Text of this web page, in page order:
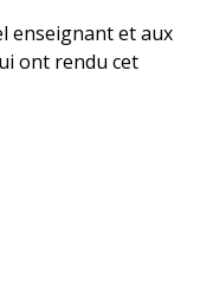
enseignant et aux
ont rendu cet